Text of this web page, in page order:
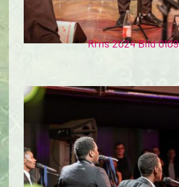
Rrns 2024 Bild 0109